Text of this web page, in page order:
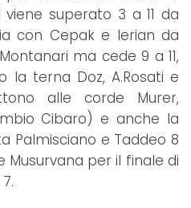
viene superato 3 a 11 da
con Cepak e Ierian da
ma cede 9 a 11,
terna Doz, A.Rosati e
alle corde Murer,
Cibaro) e anche la
Palmisciano e Taddeo 8
Musurvana per il finale di